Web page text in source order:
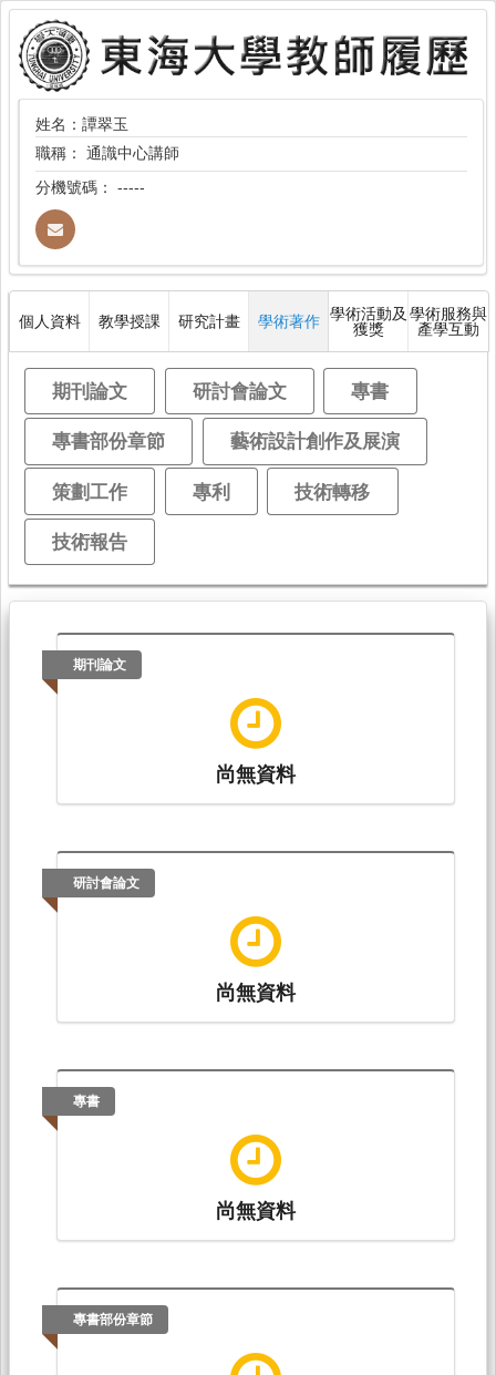
姓名：譚翠玉
職稱： 通識中心講師
分機號碼： -----
個人資料 教學授課 研究計畫 學術著作 學術活動及
獲獎
學術服務與
產學互動
期刊論文 研討會論文 專書
專書部份章節 藝術設計創作及展演
策劃工作 專利 技術轉移
技術報告
期刊論文
尚無資料
研討會論文
尚無資料
專書
尚無資料
專書部份章節